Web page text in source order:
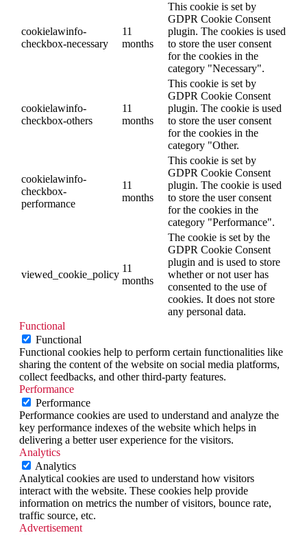
cookielawinfo-
checkbox-necessary
11
months
This cookie is set by
GDPR Cookie Consent
plugin. The cookies is used
to store the user consent
for the cookies in the
category "Necessary".
cookielawinfo-
checkbox-others
11
months
This cookie is set by
GDPR Cookie Consent
plugin. The cookie is used
to store the user consent
for the cookies in the
category "Other.
cookielawinfo-
checkbox-
performance
11
months
This cookie is set by
GDPR Cookie Consent
plugin. The cookie is used
to store the user consent
for the cookies in the
category "Performance".
viewed_cookie_policy
11
months
The cookie is set by the
GDPR Cookie Consent
plugin and is used to store
whether or not user has
consented to the use of
cookies. It does not store
any personal data.
Functional
Functional
Functional cookies help to perform certain functionalities like
sharing the content of the website on social media platforms,
collect feedbacks, and other third-party features.
Performance
Performance
Performance cookies are used to understand and analyze the
key performance indexes of the website which helps in
delivering a better user experience for the visitors.
Analytics
Analytics
Analytical cookies are used to understand how visitors
interact with the website. These cookies help provide
information on metrics the number of visitors, bounce rate,
traffic source, etc.
Advertisement